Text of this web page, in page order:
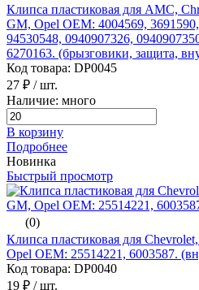
Клипса пластиковая для AMC,
GM, Opel ОЕМ: 4004569, 3691590,
94530548, 0940907326,
6270163. (брызговики, защита,
Код товара: DP0045
27 ₽ / шт.
Наличие: много
В корзину
Подробнее
Новинка
Быстрый просмотр
(0)
Клипса пластиковая для
Opel ОЕМ: 25514221, 6003587.
Код товара: DP0040
19 ₽ / шт.